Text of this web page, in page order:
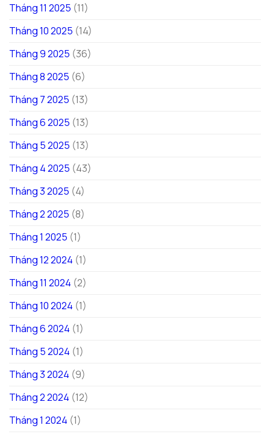
Tháng 11 2025 (11)
Tháng 10 2025 (14)
Tháng 9 2025 (36)
Tháng 8 2025 (6)
Tháng 7 2025 (13)
Tháng 6 2025 (13)
Tháng 5 2025 (13)
Tháng 4 2025 (43)
Tháng 3 2025 (4)
Tháng 2 2025 (8)
Tháng 1 2025 (1)
Tháng 12 2024 (1)
Tháng 11 2024 (2)
Tháng 10 2024 (1)
Tháng 6 2024 (1)
Tháng 5 2024 (1)
Tháng 3 2024 (9)
Tháng 2 2024 (12)
Tháng 1 2024 (1)